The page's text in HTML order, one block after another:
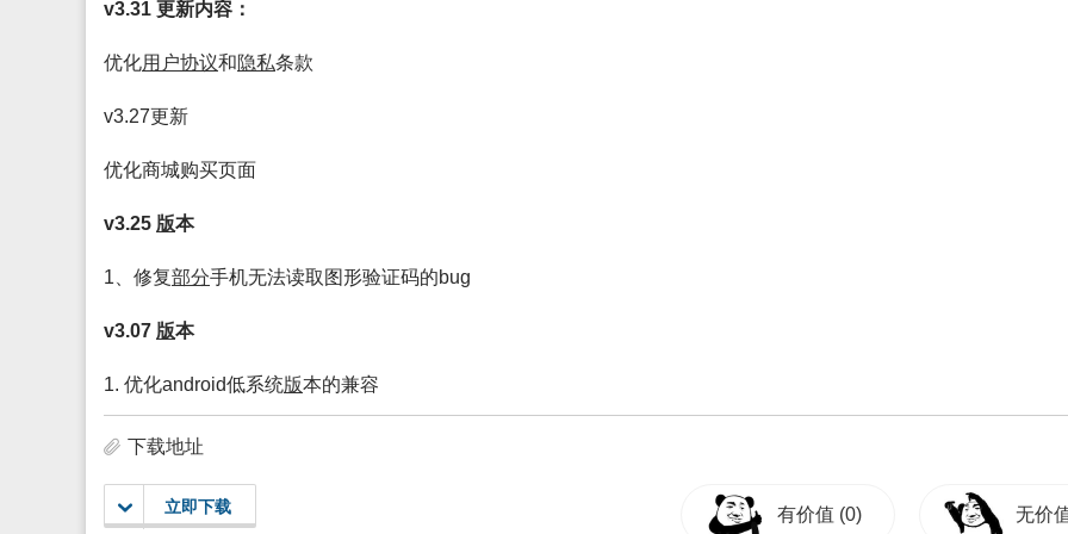
v3.31 更新内容：
优化用户协议和隐私条款
v3.27更新
优化商城购买页面
v3.25 版本
1、修复部分手机无法读取图形验证码的bug
v3.07 版本
1. 优化android低系统版本的兼容
下载地址
立即下载 有价值 (0) 无价